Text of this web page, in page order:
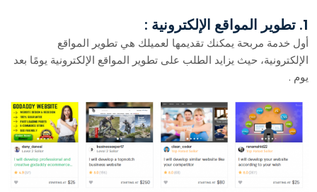
1. تطوير المواقع الإلكترونية :
أول خدمة مربحة يمكنك تقديمها لعميلك هي تطوير المواقع
الإلكترونية، حيث يزايد الطلب على تطوير المواقع الإلكترونية يومًا بعد
يوم .